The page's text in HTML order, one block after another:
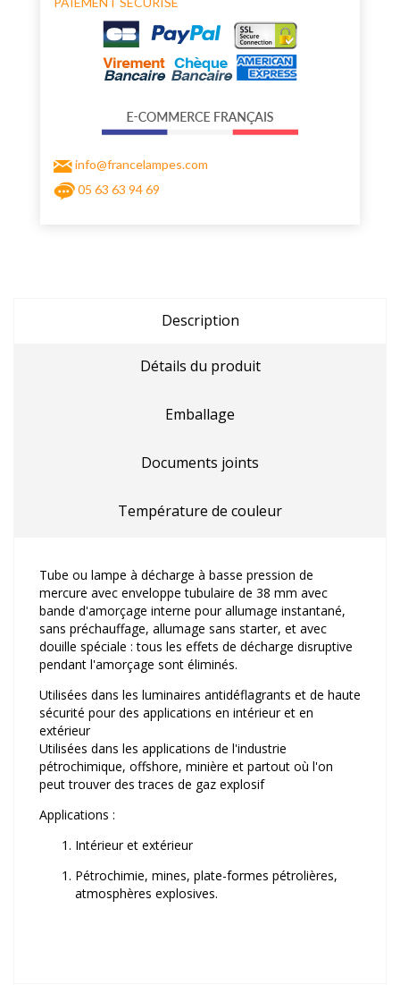
info@francelampes.com
05 63 63 94 69
Description
Détails du produit
Emballage
Documents joints
Température de couleur
Tube ou lampe à décharge à basse pression de
mercure avec enveloppe tubulaire de 38 mm avec
bande d'amorçage interne pour allumage instantané,
sans préchauffage, allumage sans starter, et avec
douille spéciale : tous les effets de décharge disruptive
pendant l'amorçage sont éliminés.
Utilisées dans les luminaires antidéflagrants et de haute
sécurité pour des applications en intérieur et en
extérieur
Utilisées dans les applications de l'industrie
pétrochimique, offshore, minière et partout où l'on
peut trouver des traces de gaz explosif
Applications :
Intérieur et extérieur
Pétrochimie, mines, plate-formes pétrolières,
atmosphères explosives.